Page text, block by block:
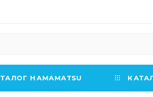
HAMAMATSU